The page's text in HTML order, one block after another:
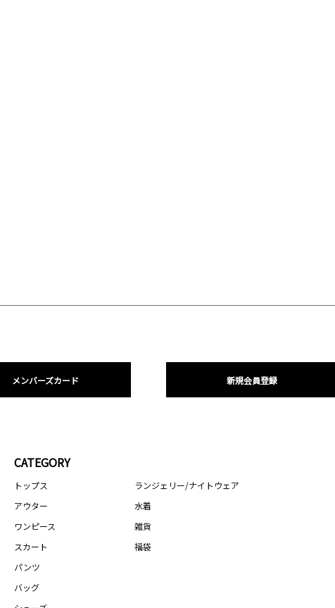
メンバーズカード 新規会員登録
CATEGORY
トップス
アウター
ワンピース
スカート
パンツ
バッグ
ランジェリー/ナイトウェア
水着
雑貨
福袋